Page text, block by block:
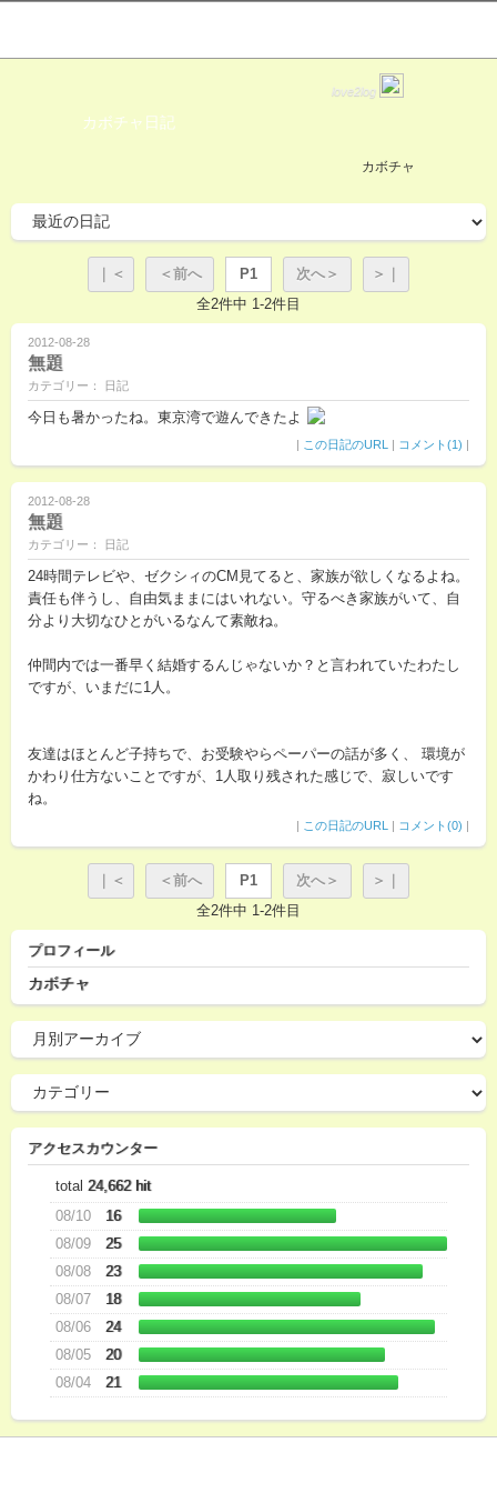
love2log
カボチャ日記
カボチャ
｜＜ ＜前へ P1 次へ＞
＞｜
全2件中 1-2件目
2012-08-28
無題
カテゴリー： 日記
今日も暑かったね。東京湾で遊んできたよ
| この日記のURL | コメント(1) |
2012-08-28
無題
カテゴリー： 日記
24時間テレビや、ゼクシィのCM見てると、家族が欲しくなるよね。
責任も伴うし、自由気ままにはいれない。守るべき家族がいて、自
分より大切なひとがいるなんて素敵ね。
仲間内では一番早く結婚するんじゃないか？と言われていたわたし
ですが、いまだに1人。
友達はほとんど子持ちで、お受験やらペーパーの話が多く、 環境が
かわり仕方ないことですが、1人取り残された感じで、寂しいです
ね。
| この日記のURL | コメント(0) |
｜＜ ＜前へ P1 次へ＞
＞｜
全2件中 1-2件目
プロフィール
カボチャ
アクセスカウンター
total 24,662 hit
08/10
16
08/09
25
08/08
23
08/07
18
08/06
24
08/05
20
08/04
21